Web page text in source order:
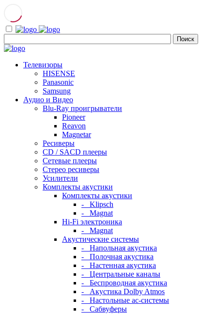
Телевизоры
HISENSE
Panasonic
Samsung
Аудио и Видео
Blu-Ray проигрыватели
Pioneer
Reavon
Magnetar
Ресиверы
CD / SACD плееры
Сетевые плееры
Стерео ресиверы
Усилители
Комплекты акустики
Комплекты акустики
- Klipsch
- Magnat
Hi-Fi электроника
- Magnat
Акустические системы
- Напольная акустика
- Полочная акустика
- Настенная акустика
- Центральные каналы
- Беспроводная акустика
- Акустика Dolby Atmos
- Настольные ас-системы
- Сабвуферы